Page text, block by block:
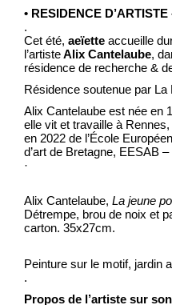
• RESIDENCE D’ARTISTE
.
Cet été, aeïette accueille
l’artisteAlix Cantelaube,
résidence de recherche &
Résidence soutenue par La
Alix Cantelaube est née en
elle vit et travaille à
en 2022 de l’École
d’art de Bretagne, EESAB
·
Alix Cantelaube, La jeune
Détrempe, brou de noix et
carton. 35x27cm.
Peinture sur le motif, jardin
.
Propos de l’artiste sur